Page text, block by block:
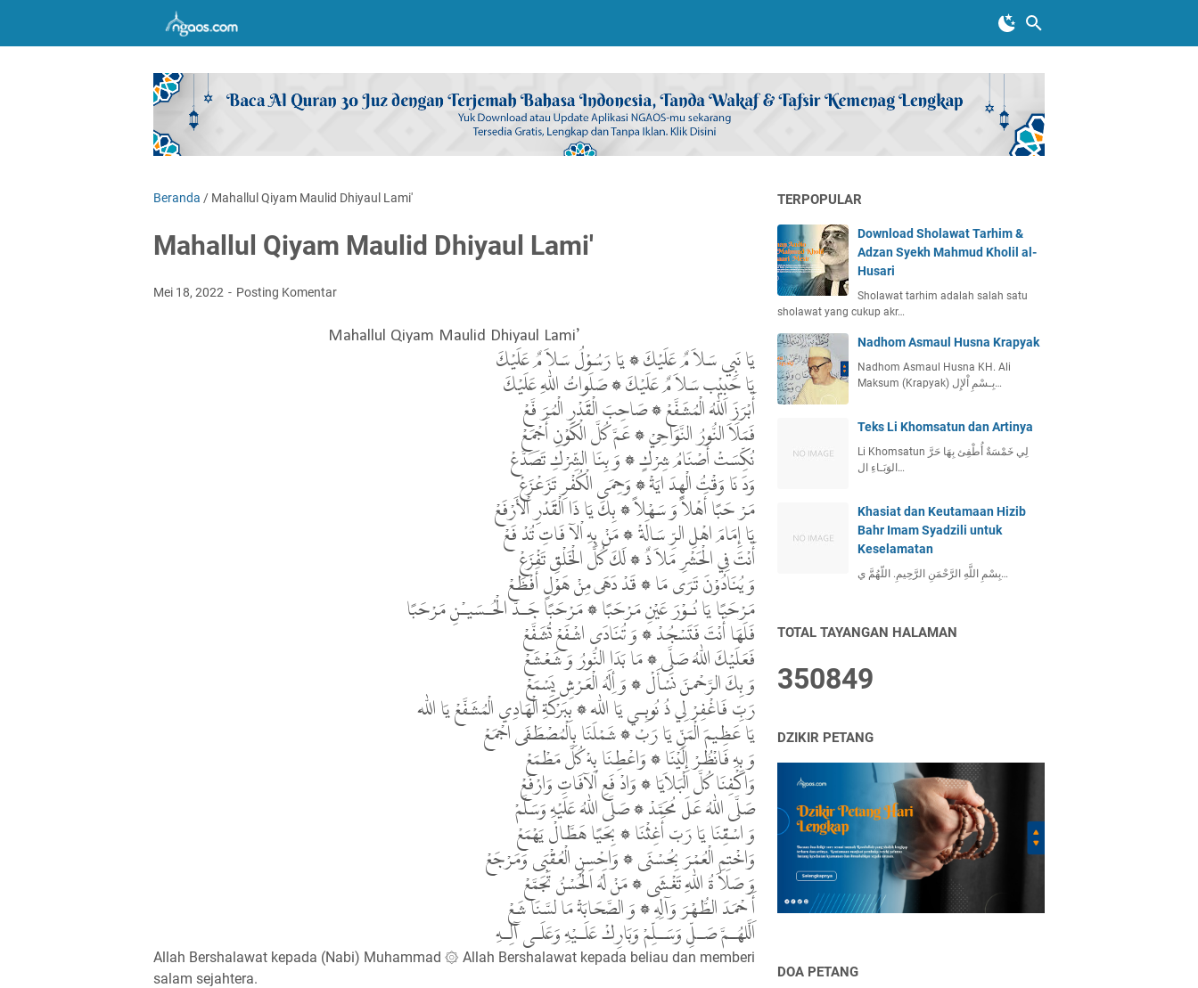
Beranda / Mahallul Qiyam Maulid Dhiyaul Lami'
Mahallul Qiyam Maulid Dhiyaul Lami'
Mei 18, 2022 Posting Komentar
Mahallul Qiyam Maulid Dhiyaul Lami’
يَا نَبِي سَلاَ مٌ عَلَيْكَ ۞ يَا رَسُوْلُ سَلاَ مٌ عَلَيْكَ
يَا حَبِيْب سَلاَ مٌ عَلَيْكَ ۞ صَلَواتُ اللّٰهِ عَلَيْكَ
أَبْرَزَ اللّٰهُ الْمُشَفَّعْ ۞ صَاحِبَ الْقَدْرِ الْمُرَ فَّعْ
فَمَلَاَ النُّورُ النَّوَاحِيْ ۞ عَمَّ كُلَّ الْكَوْنِ أَجْمَعْ
نُكِّسَتْ أَصْنَامُ شِرْكٍ ۞ وَ بِنَا الشِّرْكِ تَصَدَّعْ
وَدَ نَا وَقْتُ الْهِدَ ايَةْ ۞ وَحِمَى الْكُفْرِ تَزَعْزَعْ
مَرْ حَبًا أَهْلاً وَ سَهْلاً ۞ بِكَ يَا ذَا الْقَدْرِ اْلأَرْفَعْ
يَا إِمَامَ اهْلِ الرِّ سَالَةْ ۞ مَنْ بِهِ اْلآ فَاتِ تُدْ فَعْ
أَنْتَ فِي الْحَشْرِ مَلاَ ذٌ ۞ لَكَ كُلُّ الْخَلْقِ تَفْزَعْ
وَ يُنَادُوْنَ تَرَى مَا ۞ قَدْ دَهَى مِنْ هَوْلٍ أَفْظَعْ
مَرْحَبًا يَا نُـوْرَ عَيْنِ مَرْحَبًا ۞ مَرْحَبًا جَـدَّ الْحُـسَيـْنِ مَرْحَبًا
فَلَهَا أَنْتَ فَتَسْجُدْ ۞ وَ تُنَادَى اشْفَعْ تُشَفَّعْ
فَعَلَيْكَ اللّٰهُ صَلَّى ۞ مَا بَدَا النُّورُ وَ شَعْشَعْ
وَ بِكَ الرَّحْمنَ نَسْأَلْ ۞ وَ أِلَهُ الْعَرْشِ يَسْمَعْ
رَبِّ فَاغْفِرْ لِي ذُ نُوبِـي يَا اللّٰه ۞ بِبَرْكَةِ الْهَادِي الْمُشَفَّعْ يَا اللّٰه
يَا عَظِيمَ الْمَنِّ يَا رَبْ ۞ شَمْلَنَا بِالْمُصْطَفَى اجْمَعْ
وَ بِهِ فَانْظُرْ إِلَيْنَا ۞ وَاعْطِنَا بِهْ كُلَّ مَطْمَعْ
وَاكْفِنَا كُلَّ الْبَلاَيَا ۞ وَادْ فَعِ اْلآفَاتِ وَارْفَعْ
صَلَّى اللّٰهُ عَلَ مُحَمَّدْ ۞ صَلَّى اللّٰهُ عَلَيْهِ وَسَلَّمْ
وَ اسْقِنَا يَا رَبّ أَغِثْنَا ۞ بِحَيًا هَطَّالْ يَهْمَعْ
وَاخْتِمِ الْعُمْرَ بِحُسْنَى ۞ وَاحْسِنِ الْعُقْبَى وَمَرْجَعْ
وَ صَلاَ ةُ اللّٰهِ تَغْشَى ۞ مَنْ لَهُ الْحُسْنُ تَجَمَّعْ
أَ حْمَدَ الطُّهْرَ وَآلِهِ ۞ وَ الصَّحَابَةْ مَا لسَّنَا شَعْ
اَلَّلهُـمَّ صَـلِّ وَسَـلِّمْ وَبَارِكْ عَلَـيْهِ وَعَلَـى آلِـهِ
Allah Bershalawat kepada (Nabi) Muhammad ۞ Allah Bershalawat kepada beliau dan memberi
salam sejahtera.
TERPOPULAR
Download Sholawat Tarhim &
Adzan Syekh Mahmud Kholil al-
Husari
Sholawat tarhim adalah salah satu
sholawat yang cukup akr…
Nadhom Asmaul Husna Krapyak
Nadhom Asmaul Husna KH. Ali
Maksum (Krapyak) بِـسْمِ اْلإِل…
Teks Li Khomsatun dan Artinya
Li Khomsatun لِي خَمْسَةٌ أُطْفِئ بِهَا حَرَّ
الوَبَـاءِ ال…
Khasiat dan Keutamaan Hizib
Bahr Imam Syadzili untuk
Keselamatan
بِسْمِ اللَّهِ الرَّحْمَنِ الرَّحِيمِ. اللّهُمَّ ي…
TOTAL TAYANGAN HALAMAN
350849
DZIKIR PETANG
DOA PETANG